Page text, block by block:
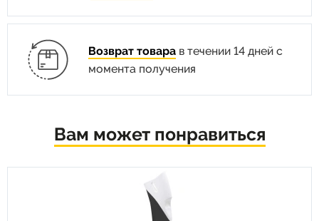
Возврат товарав течении 14 дней с
момента получения
Вам может понравиться